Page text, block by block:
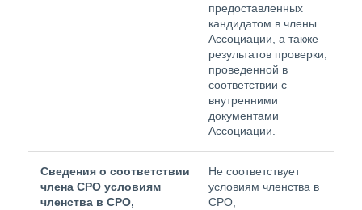
предоставленных
кандидатом в члены
Ассоциации, а также
результатов проверки,
проведенной в
соответствии с
внутренними
документами
Ассоциации.
Сведения о соответствии
члена СРО условиям
членства в СРО,
Не соответствует
условиям членства в
СРО,